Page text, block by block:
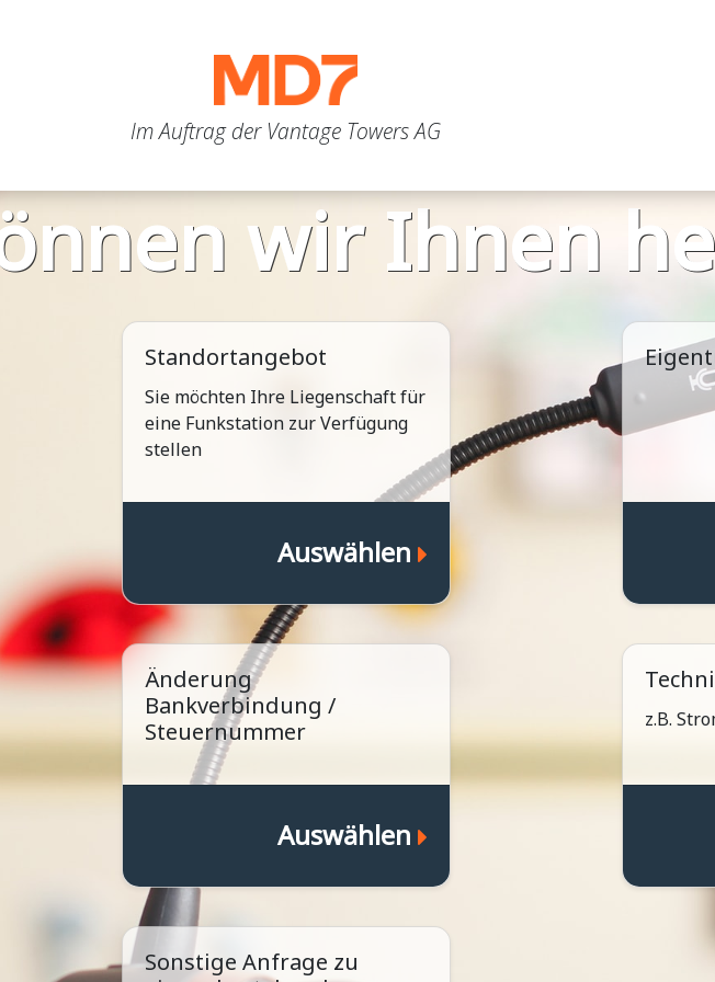
Im Auftrag der Vantage Towers AG
wir Ihnen
Standortangebot
Sie möchten Ihre Liegenschaft für
eine Funkstation zur Verfügung
stellen
Auswählen
Änderung
Bankverbindung /
Steuernummer
Auswählen
z.B.
Sonstige Anfrage zu